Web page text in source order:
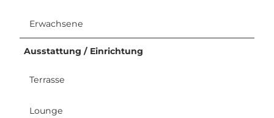
Erwachsene
Ausstattung / Einrichtung
Terrasse
Lounge